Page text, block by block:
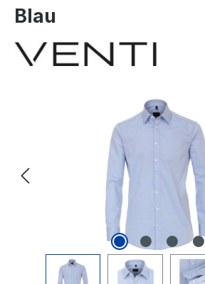
Blau
Bildergalerie überspringen